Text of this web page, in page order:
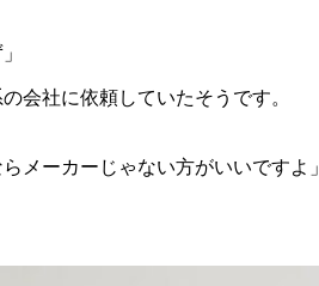
会社に依頼していたそうです。
メーカーじゃない方がいいですよ